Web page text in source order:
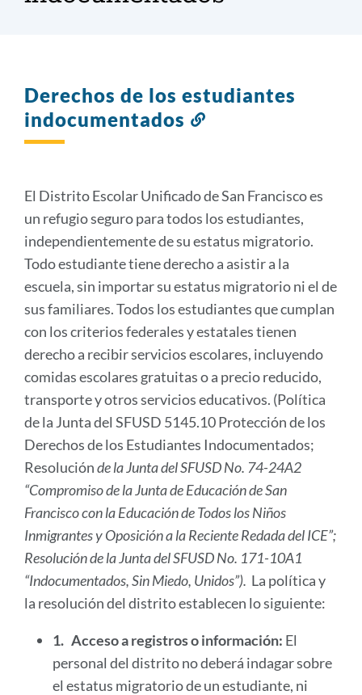
Derechos de los estudiantes
indocumentados
El Distrito Escolar Unificado de San Francisco es
un refugio seguro para todos los estudiantes,
independientemente de su estatus migratorio.
Todo estudiante tiene derecho a asistir a la
escuela, sin importar su estatus migratorio ni el de
sus familiares. Todos los estudiantes que cumplan
con los criterios federales y estatales tienen
derecho a recibir servicios escolares, incluyendo
comidas escolares gratuitas o a precio reducido,
transporte y otros servicios educativos. (Política
de la Junta del SFUSD 5145.10 Protección de los
Derechos de los Estudiantes Indocumentados;
Resoluciónde la Junta del SFUSDNo. 74-24A2
“Compromiso de la Junta de Educación de San
Francisco con la Educación de Todos los Niños
Inmigrantes y Oposición a la Reciente Redada del ICE”;
Resolución de la Junta del SFUSD No. 171-10A1
“Indocumentados, Sin Miedo, Unidos”). La política y
la resolución del distrito establecen lo siguiente:
1. Acceso a registros o información: El
personal del distrito no deberá indagar sobre
el estatus migratorio de un estudiante, ni